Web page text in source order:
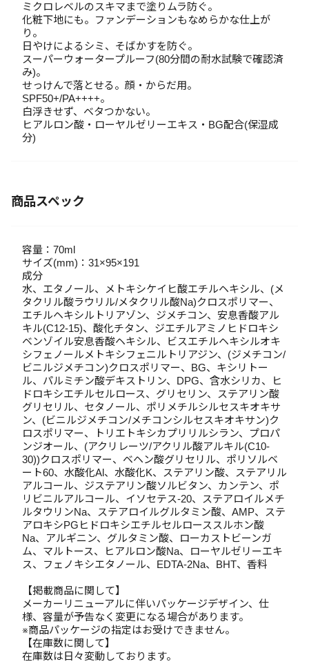
ミクロレベルのスキマまで塗りムラ防ぐ。
化粧下地にも。ファンデーションもなめらかな仕上が
り。
日やけによるシミ、そばかすを防ぐ。
スーパーウォータープルーフ(80分間の耐水試験で確認済
み)。
せっけんで落とせる。顔・からだ用。
SPF50+/PA++++。
白浮きせず、ベタつかない。
ヒアルロン酸・ローヤルゼリーエキス・BG配合(保湿成
分)
商品スペック
容量：70ml
サイズ(mm)：31×95×191
成分
水、エタノール、メトキシケイヒ酸エチルヘキシル、(メ
タクリル酸ラウリル/メタクリル酸Na)クロスポリマー、
エチルヘキシルトリアゾン、ジメチコン、安息香酸アル
キル(C12-15)、酸化チタン、ジエチルアミノヒドロキシ
ベンゾイル安息香酸ヘキシル、ビスエチルヘキシルオキ
シフェノールメトキシフェニルトリアジン、(ジメチコン/
ビニルジメチコン)クロスポリマー、BG、キシリトー
ル、パルミチン酸デキストリン、DPG、含水シリカ、ヒ
ドロキシエチルセルロース、グリセリン、ステアリン酸
グリセリル、セタノール、ポリメチルシルセスキオキサ
ン、(ビニルジメチコン/メチコンシルセスキオキサン)ク
ロスポリマー、トリエトキシカプリリルシラン、プロパ
ンジオール、(アクリレーツ/アクリル酸アルキル(C10-
30))クロスポリマー、ベヘン酸グリセリル、ポリソルベ
ート60、水酸化Al、水酸化K、ステアリン酸、ステアリル
アルコール、ジステアリン酸ソルビタン、カンテン、ポ
リビニルアルコール、イソセテス-20、ステアロイルメチ
ルタウリンNa、ステアロイルグルタミン酸、AMP、ステ
アロキシPGヒドロキシエチルセルローススルホン酸
Na、アルギニン、グルタミン酸、ローカストビーンガ
ム、マルトース、ヒアルロン酸Na、ローヤルゼリーエキ
ス、フェノキシエタノール、EDTA-2Na、BHT、香料
【掲載商品に関して】
メーカーリニューアルに伴いパッケージデザイン、仕
様、容量が予告なく変更になる場合があります。
※商品パッケージの指定はお受けできません。
【在庫数に関して】
在庫数は日々変動しております。